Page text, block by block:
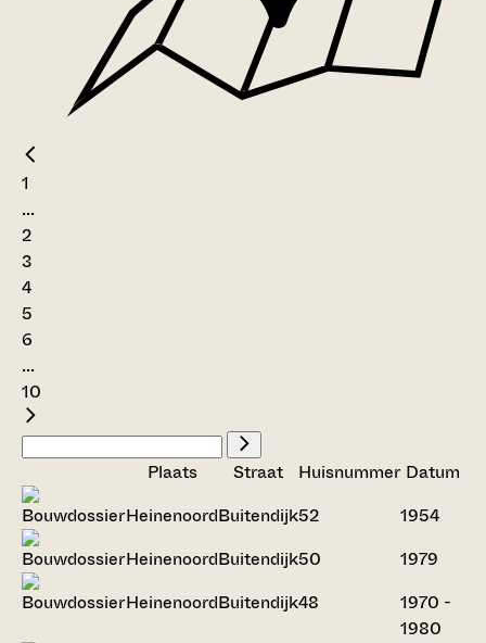
1
...
2
3
4
5
6
...
10
Plaats Straat Huisnummer Datum
HeinenoordBuitendijk52
1954
HeinenoordBuitendijk50
1979
HeinenoordBuitendijk48
1970 -
1980